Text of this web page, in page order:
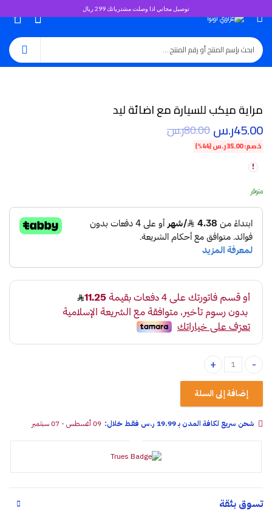
توصيل مجاني اذا وصلت مشترياتك 299 ريال
مراية ميكب للسيارة مع اضائة ليد
45.00ر.س80.00ر.س
خصم:35.00ر.س(44%)
متوفر
مراية ميكب للسيارة مع اضائة ليد quantity
إضافة إلى السلة
شحن سريع لكافة المدن بـ 19.99 ر.س فقـط خلال: 09 أغسطس - 07 سبتمبر
تسوق بثقة